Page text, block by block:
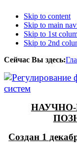
Skip to content
Skip to main
Skip to 1st
Skip to 2nd
Сейчас Вы здесь:
Создан 1